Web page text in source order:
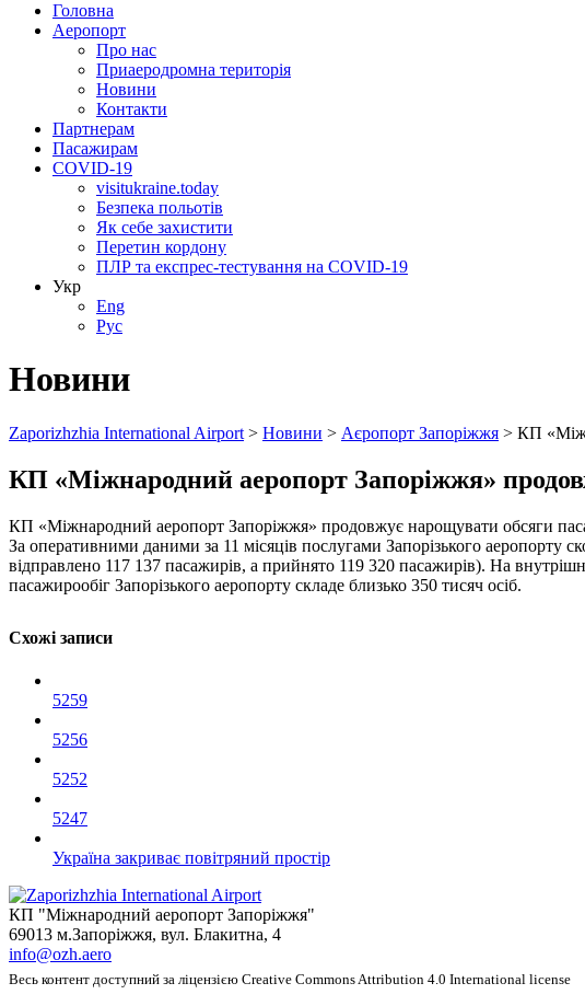
Головна
Аеропорт
Про нас
Приаеродромна територія
Новини
Контакти
Партнерам
Пасажирам
COVID-19
visitukraine.today
Безпека польотів
Як себе захистити
Перетин кордону
ПЛР та експрес-тестування на COVID-19
Укр
Eng
Рус
Новини
Zaporizhzhia International Airport > Новини > Аєропорт Запоріжжя > КП
КП «Міжнародний аеропорт Запоріжжя»
КП «Міжнародний аеропорт Запоріжжя» продовжує нарощувати обсяги
За оперативними даними за 11 місяців послугами Запорізького аеропорту
відправлено 117 137 пасажирів, а прийнято 119 320 пасажирів). На
пасажирообіг Запорізького аеропорту складе близько 350 тисяч осіб.
Схожi записи
5259
5256
5252
5247
Україна закриває повітряний простір
КП "Міжнародний аеропорт Запоріжжя"
69013 м.Запоріжжя, вул. Блакитна, 4
info@ozh.aero
Весь контент доступний за ліцензією Creative Commons Attribution 4.0 International license